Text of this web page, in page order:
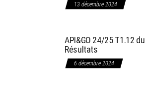
13 décembre 2024
API&GO 24/25 T1.12
Résultats
6 décembre 2024